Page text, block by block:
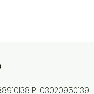
P.I. 03020950139